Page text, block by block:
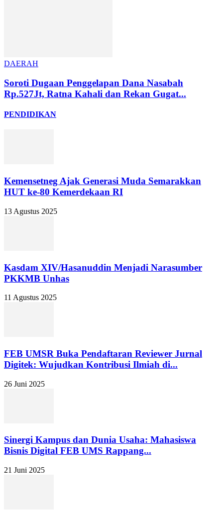
DAERAH
Soroti Dugaan Penggelapan Dana Nasabah
Rp.527Jt, Ratna Kahali dan Rekan Gugat...
PENDIDIKAN
Kemensetneg Ajak Generasi Muda Semarakkan
HUT ke-80 Kemerdekaan RI
13 Agustus 2025
Kasdam XIV/Hasanuddin Menjadi Narasumber
PKKMB Unhas
11 Agustus 2025
FEB UMSR Buka Pendaftaran Reviewer Jurnal
Digitek: Wujudkan Kontribusi Ilmiah di...
26 Juni 2025
Sinergi Kampus dan Dunia Usaha: Mahasiswa
Bisnis Digital FEB UMS Rappang...
21 Juni 2025